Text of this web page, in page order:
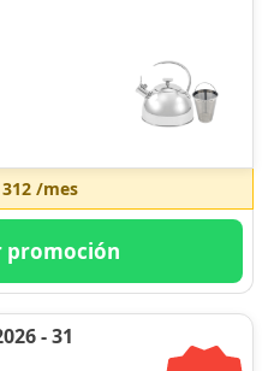
/mes
promoción
- 31